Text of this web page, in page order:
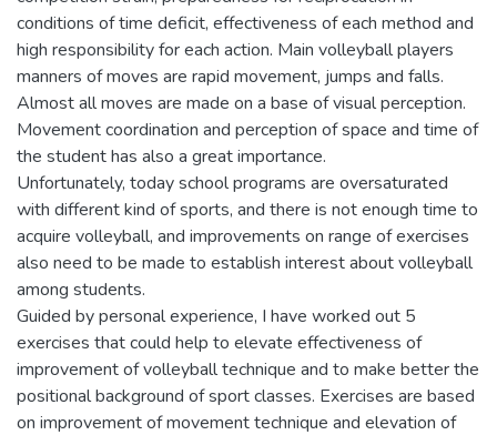
conditions of time deficit, effectiveness of each method and
high responsibility for each action. Main volleyball players
manners of moves are rapid movement, jumps and falls.
Almost all moves are made on a base of visual perception.
Movement coordination and perception of space and time of
the student has also a great importance.
Unfortunately, today school programs are oversaturated
with different kind of sports, and there is not enough time to
acquire volleyball, and improvements on range of exercises
also need to be made to establish interest about volleyball
among students.
Guided by personal experience, I have worked out 5
exercises that could help to elevate effectiveness of
improvement of volleyball technique and to make better the
positional background of sport classes. Exercises are based
on improvement of movement technique and elevation of